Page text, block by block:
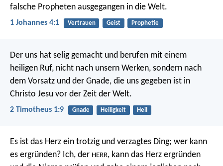
falsche Propheten ausgegangen in die Welt.
1 Johannes 4:1 Vertrauen Geist Prophetie
Der uns hat selig gemacht und berufen mit einem
heiligen Ruf, nicht nach unsern Werken, sondern nach
dem Vorsatz und der Gnade, die uns gegeben ist in
Christo Jesu vor der Zeit der Welt.
2 Timotheus 1:9 Gnade Heiligkeit Heil
Es ist das Herz ein trotzig und verzagtes Ding; wer kann
es ergründen? Ich, der HERR, kann das Herz ergründen